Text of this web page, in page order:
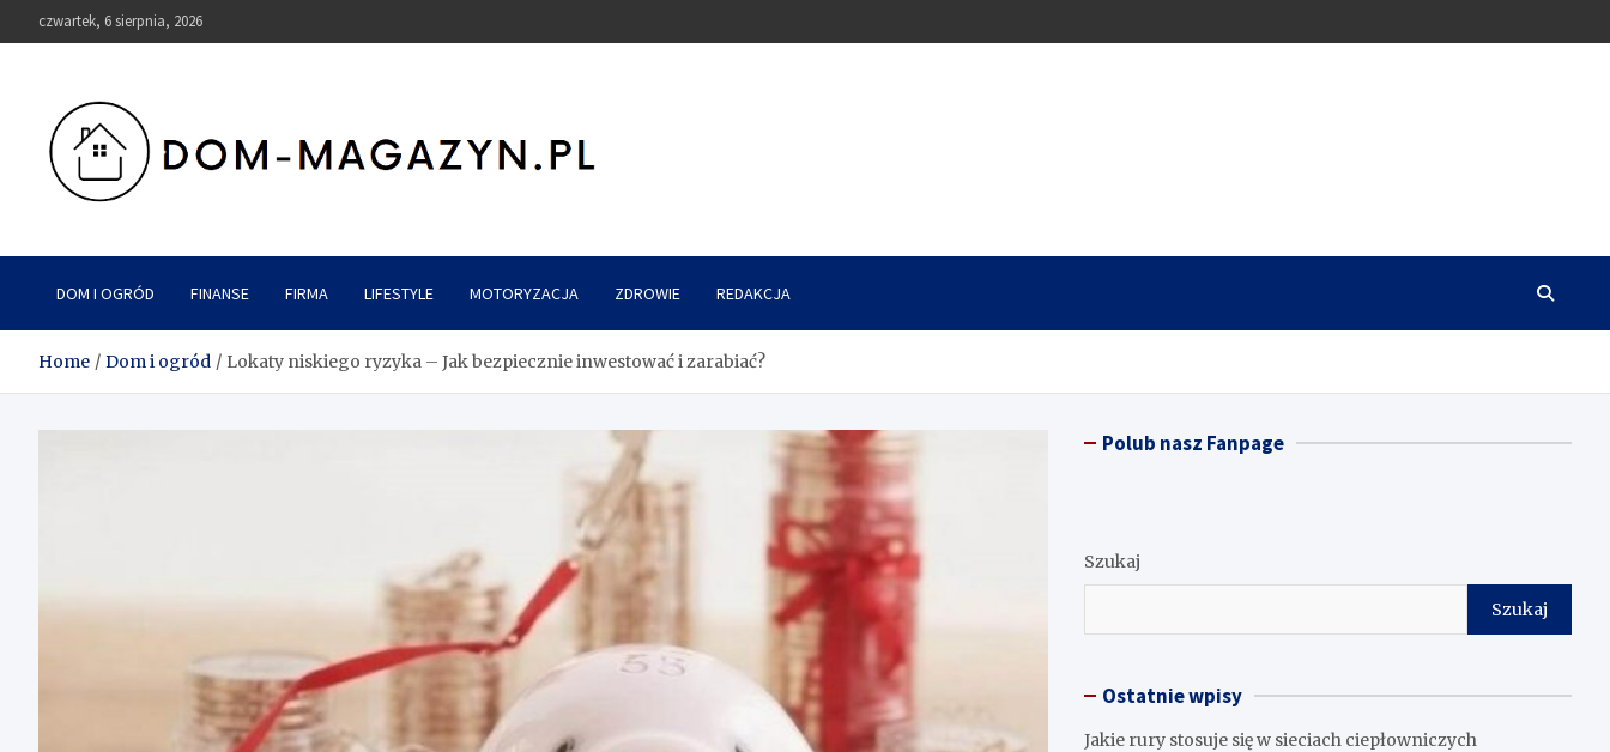
to
czwartek, 6 sierpnia, 2026
Dom-Magazyn.pl
DOM I OGRÓD FINANSE FIRMA LIFESTYLE MOTORYZACJA ZDROWIE REDAKCJA
Home Dom i ogród Lokaty niskiego ryzyka – Jak bezpiecznie inwestować i zarabiać?
Polub nasz Fanpage
Szukaj
Szukaj
Ostatnie wpisy
Jakie rury stosuje się w sieciach ciepłowniczych